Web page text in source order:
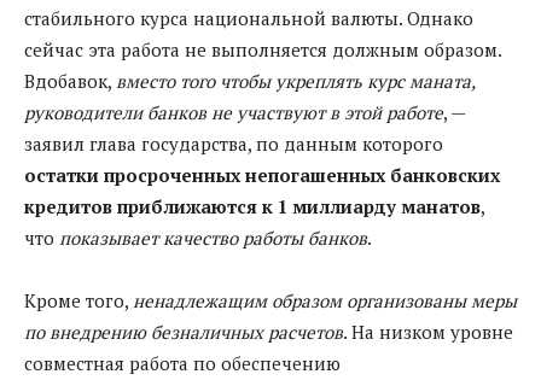
стабильного курса национальной валюты. Однако
сейчас эта работа не выполняется должным образом.
Вдобавок, вместо того чтобы укреплять курс маната,
руководители банков не участвуют в этой работе, —
заявил глава государства, по данным которого
остатки просроченных непогашенных банковских
кредитов приближаются к 1 миллиарду манатов,
что показывает качество работы банков.
Кроме того, ненадлежащим образом организованы меры
по внедрению безналичных расчетов. На низком уровне
совместная работа по обеспечению